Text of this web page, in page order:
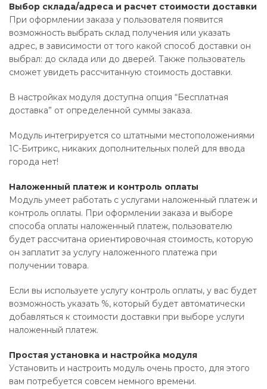
Выбор склада/адреса и расчет стоимости доставки
При оформлении заказа у пользователя появится
возможность выбрать склад получения или указать
адрес, в зависимости от того какой способ доставки он
выбрал: до склада или до дверей. Также пользователь
сможет увидеть рассчитанную стоимость доставки.
В настройках модуля доступна опция “Бесплатная
доставка” от определенной суммы заказа.
Модуль интегрируется со штатными местоположениями
1С-Битрикс, никаких дополнительных полей для ввода
города нет!
Наложенный платеж и контроль оплаты
Модуль умеет работать с услугами наложенный платеж и
контроль оплаты. При оформлении заказа и выборе
способа оплаты наложенный платеж, пользователю
будет рассчитана ориентировочная стоимость, которую
он заплатит за услугу наложенного платежа при
получении товара.
Если вы используете услугу контроль оплаты, у вас будет
возможность указать %, который будет автоматически
добавляться к стоимости доставки при выборе услуги
наложенный платеж.
Простая установка и настройка модуля
Установить и настроить модуль очень просто, для этого
вам потребуется совсем немного времени.